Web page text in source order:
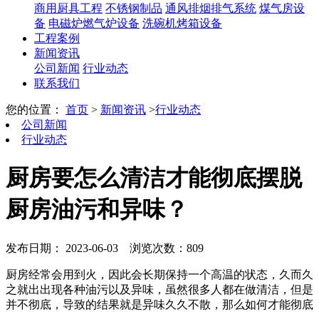
商用厨具工程 不锈钢制品 通风排烟排气系统 煤气房设
备 电磁炉燃气炉设备 洗碗机烤箱设备
工程案例
新闻资讯
公司新闻 行业动态
联系我们
您的位置： 首页 > 新闻资讯 >行业动态
公司新闻
行业动态
厨房要怎么清洁才能彻底摆脱
厨房油污和异味？
发布日期： 2023-06-03 浏览次数：809
厨房经常会用到火，因此会长期保持一个高温的状态，久而久
之就出出现各种油污以及异味，虽然很多人都在做清洁，但是
并不彻底，导致的结果就是异味久久不散，那么如何才能彻底